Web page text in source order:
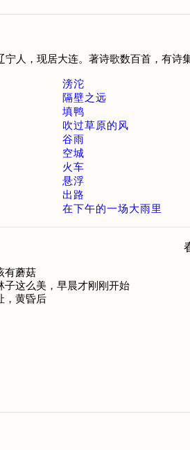
宁人，现居大连。著诗歌数百首，有
滂沱
隔壁之远
填鸭
吹过草原的风
谷雨
空城
火车
悬浮
出路
在下午的一场大雨里
有蘑菇
子这么美，早晨才刚刚开始
，黄昏后